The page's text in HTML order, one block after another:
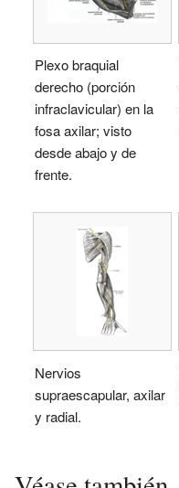
Plexo braquial
derecho (porción
infraclavicular) en la
fosa axilar; visto
desde abajo y de
frente.
Nervios
supraescapular, axilar
y radial.